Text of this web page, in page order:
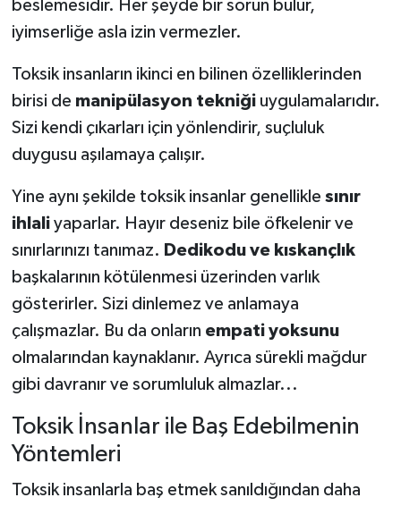
beslemesidir. Her şeyde bir sorun bulur,
iyimserliğe asla izin vermezler.
Toksik insanların ikinci en bilinen özelliklerinden
birisi de manipülasyon tekniğiuygulamalarıdır.
Sizi kendi çıkarları için yönlendirir, suçluluk
duygusu aşılamaya çalışır.
Yine aynı şekilde toksik insanlar genellikle sınır
ihlaliyaparlar. Hayır deseniz bile öfkelenir ve
sınırlarınızı tanımaz. Dedikodu ve kıskançlık
başkalarının kötülenmesi üzerinden varlık
gösterirler. Sizi dinlemez ve anlamaya
çalışmazlar. Bu da onların empati yoksunu
olmalarından kaynaklanır. Ayrıca sürekli mağdur
gibi davranır ve sorumluluk almazlar...
Toksik İnsanlar ile Baş Edebilmenin
Yöntemleri
Toksik insanlarla baş etmek sanıldığından daha